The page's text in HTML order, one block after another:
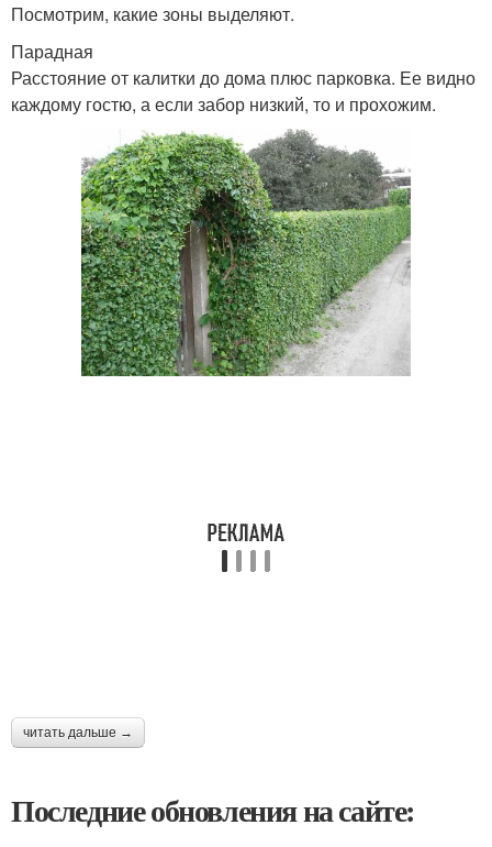
Посмотрим, какие зоны выделяют.
Парадная
Расстояние от калитки до дома плюс парковка. Ее видно
каждому гостю, а если забор низкий, то и прохожим.
читать дальше →
Последние обновления на сайте: